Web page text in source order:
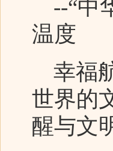
--“中
温度
幸福
世界的
醒与文